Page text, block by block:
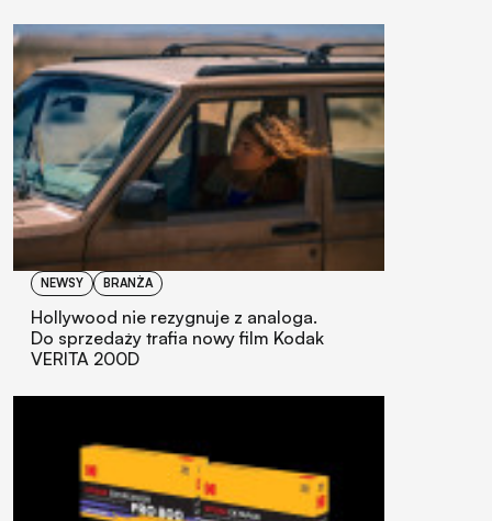
NEWSY BRANŻA
Hollywood nie rezygnuje z analoga.
Do sprzedaży trafia nowy film Kodak
VERITA 200D